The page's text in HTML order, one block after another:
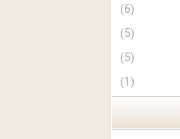
(
6
)
(
5
)
(
5
)
(
1
)